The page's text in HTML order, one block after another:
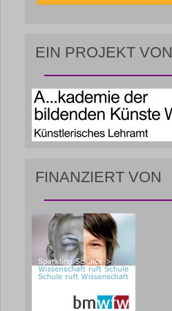
EIN PROJEKT VON
FINANZIERT VON